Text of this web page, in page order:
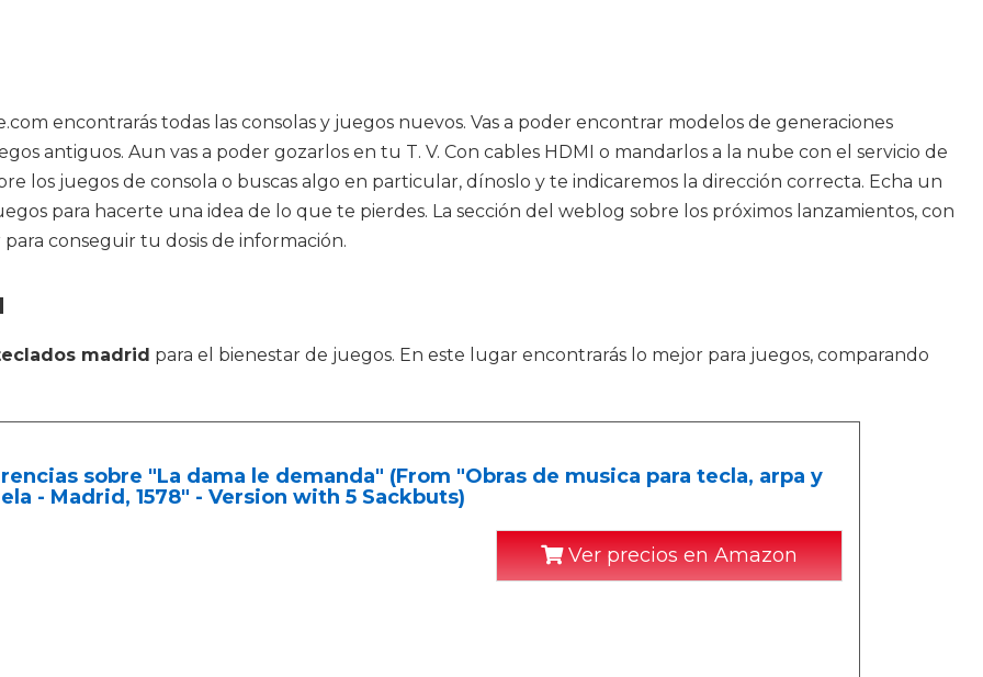
encontrarás todas las consolas y juegos nuevos. Vas a poder encontrar modelos de generaciones
antiguos. Aun vas a poder gozarlos en tu T. V. Con cables HDMI o mandarlos a la nube con el servicio de
los juegos de consola o buscas algo en particular, dínoslo y te indicaremos la dirección correcta. Echa un
para hacerte una idea de lo que te pierdes. La sección del weblog sobre los próximos lanzamientos, con
conseguir tu dosis de información.
madrid para el bienestar de juegos. En este lugar encontrarás lo mejor para juegos, comparando
sobre "La dama le demanda" (From "Obras de musica para tecla, arpa y
- Madrid, 1578" - Version with 5 Sackbuts)
Ver precios en Amazon